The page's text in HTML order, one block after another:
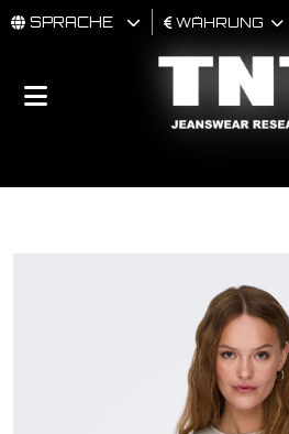
MÄNNER
BRAND
SPRACHE WÄHRUNG